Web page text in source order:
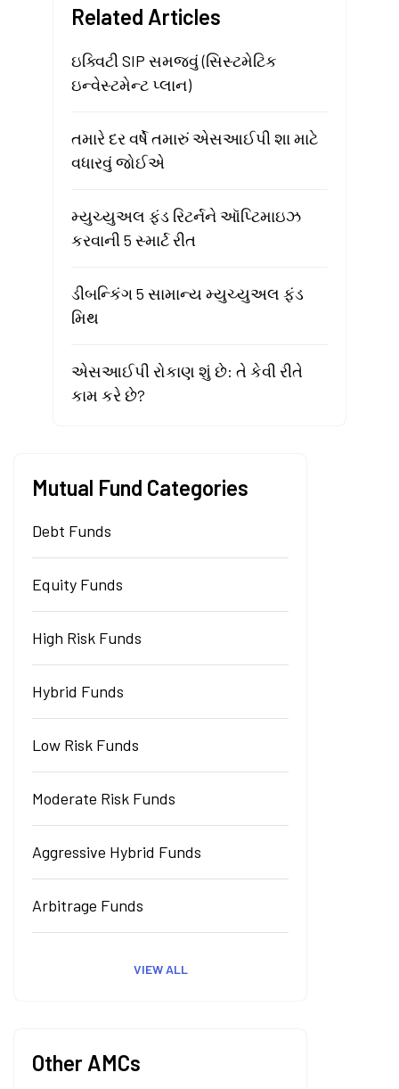
Related Articles
ઇક્વિટી SIP સમજવું (સિસ્ટમેટિક
ઇન્વેસ્ટમેન્ટ પ્લાન)
તમારે દર વર્ષે તમારું એસઆઈપી શા માટે
વધારવું જોઈએ
મ્યુચ્યુઅલ ફંડ રિટર્નને ઑપ્ટિમાઇઝ
કરવાની 5 સ્માર્ટ રીત
ડીબન્કિંગ 5 સામાન્ય મ્યુચ્યુઅલ ફંડ
મિથ
એસઆઈપી રોકાણ શું છે: તે કેવી રીતે
કામ કરે છે?
Mutual Fund Categories
Debt Funds
Equity Funds
High Risk Funds
Hybrid Funds
Low Risk Funds
Moderate Risk Funds
Aggressive Hybrid Funds
Arbitrage Funds
VIEW ALL
Other AMCs